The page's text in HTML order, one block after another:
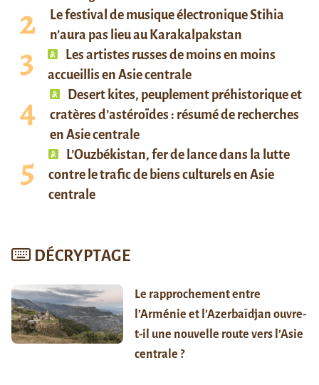
Le festival de musique électronique Stihia
n’aura pas lieu au Karakalpakstan
Les artistes russes de moins en moins
accueillis en Asie centrale
Desert kites, peuplement préhistorique et
cratères d’astéroïdes : résumé de recherches
en Asie centrale
L’Ouzbékistan, fer de lance dans la lutte
contre le trafic de biens culturels en Asie
centrale
DÉCRYPTAGE
Le rapprochement entre
l’Arménie et l’Azerbaïdjan ouvre-
t-il une nouvelle route vers l’Asie
centrale ?